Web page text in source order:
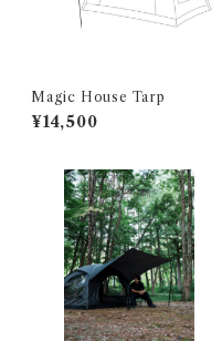
Magic House Tarp
¥14,500